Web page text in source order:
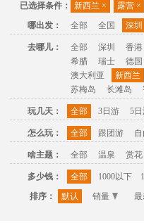
已选择条件： 新西兰 × 露营 ×
哪出发：
全部 全国 深圳
去哪儿： 全部 深圳 香港
希腊
瑞士 德国
澳大利亚
新西兰
苏梅岛
长滩岛
玩几天： 全部 3日游 5
怎么玩： 全部 跟团游
啥主题： 全部 温泉 赏花
多少钱： 全部 1000以下
排序：
默认 销量